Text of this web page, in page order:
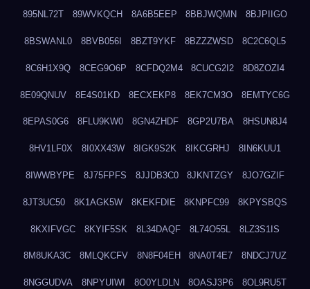
895NL72T 89WVKQCH 8A6B5EEP 8BBJWQMN 8BJPIIGO
8BSWANL0 8BVB056I 8BZT9YKF 8BZZZWSD 8C2C6QL5
8C6H1X9Q 8CEG9O6P 8CFDQ2M4 8CUCG2I2 8D8ZOZI4
8E09QNUV 8E4S01KD 8ECXEKP8 8EK7CM3O 8EMTYC6G
8EPAS0G6 8FLU9KW0 8GN4ZHDF 8GP2U7BA 8HSUN8J4
8HV1LF0X 8I0XX43W 8IGK9S2K 8IKCGRHJ 8IN6KUU1
8IWWBYPE 8J75FPFS 8JJDB3C0 8JKNTZGY 8JO7GZIF
8JT3UC50 8K1AGK5W 8KEKFDIE 8KNPFC99 8KPYSBQS
8KXIFVGC 8KYIF5SK 8L34DAQF 8L74O55L 8LZ3S1IS
8M8UKA3C 8MLQKCFV 8N8F04EH 8NA0T4E7 8NDCJ7UZ
8NGGUDVA 8NPYUIWI 8O0YLDLN 8OASJ3P6 8OL9RU5T